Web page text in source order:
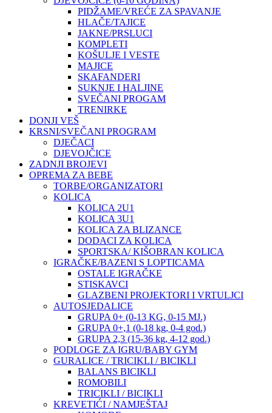
PIDŽAME/VREĆE ZA SPAVANJE
HLAČE/TAJICE
JAKNE/PRSLUCI
KOMPLETI
KOŠULJE I VESTE
MAJICE
SKAFANDERI
SUKNJE I HALJINE
SVEČANI PROGAM
TRENIRKE
DONJI VEŠ
KRSNI/SVEČANI PROGRAM
DJEČACI
DJEVOJČICE
ZADNJI BROJEVI
OPREMA ZA BEBE
TORBE/ORGANIZATORI
KOLICA
KOLICA 2U1
KOLICA 3U1
KOLICA ZA BLIZANCE
DODACI ZA KOLICA
SPORTSKA/ KIŠOBRAN KOLICA
IGRAČKE/BAZENI S LOPTICAMA
OSTALE IGRAČKE
STISKAVCI
GLAZBENI PROJEKTORI I VRTULJCI
AUTOSJEDALICE
GRUPA 0+ (0-13 KG, 0-15 MJ.)
GRUPA 0+,1 (0-18 kg, 0-4 god.)
GRUPA 2,3 (15-36 kg, 4-12 god.)
PODLOGE ZA IGRU/BABY GYM
GURALICE / TRICIKLI / BICIKLI
BALANS BICIKLI
ROMOBILI
TRICIKLI / BICIKLI
KREVETIĆI / NAMJEŠTAJ